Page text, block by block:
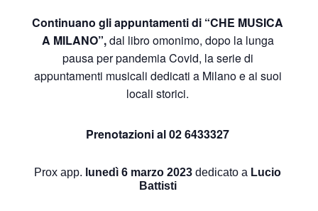
Continuano gli appuntamenti di “CHE MUSICA
A MILANO”,dal libro omonimo, dopo la lunga
pausa per pandemia Covid, la serie di
appuntamenti musicali dedicati a Milano e ai suoi
locali storici.
Prenotazioni al 02 6433327
Prox app. lunedì 6 marzo 2023dedicato a Lucio
Battisti